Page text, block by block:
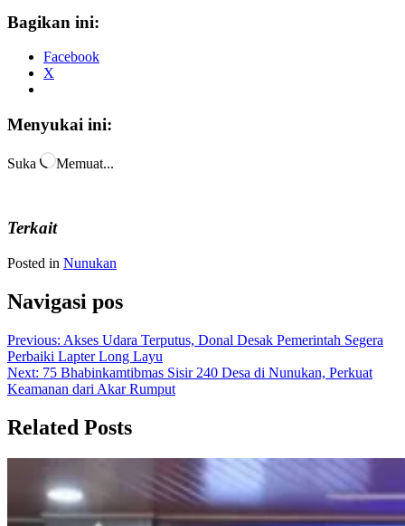
Bagikan ini:
Facebook
X
Menyukai ini:
Suka Memuat...
Terkait
Posted in Nunukan
Navigasi pos
Previous: Akses Udara Terputus, Donal Desak Pemerintah Segera
Perbaiki Lapter Long Layu
Next: 75 Bhabinkamtibmas Sisir 240 Desa di Nunukan, Perkuat
Keamanan dari Akar Rumput
Related Posts